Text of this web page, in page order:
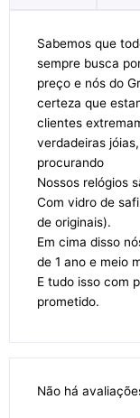
Sabemos que
sempre busca
preço e nós do
certeza que
clientes
verdadeiras
procurando
Nossos relógios
Com vidro de
de originais).
Em cima disso
de 1 ano e meio
E tudo isso com
prometido.
Não há